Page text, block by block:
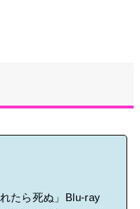
のパネル展が開催中
たら死ぬ」Blu-ray